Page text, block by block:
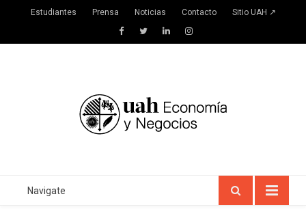
Estudiantes Prensa Noticias Contacto Sitio UAH ↗
FacebookTwitterLinkedInInstagram
Navigate